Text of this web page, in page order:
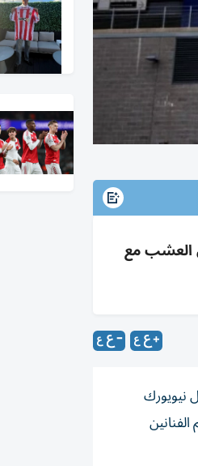
عروض فنية على العشب مع
نيويورك
الفنانين